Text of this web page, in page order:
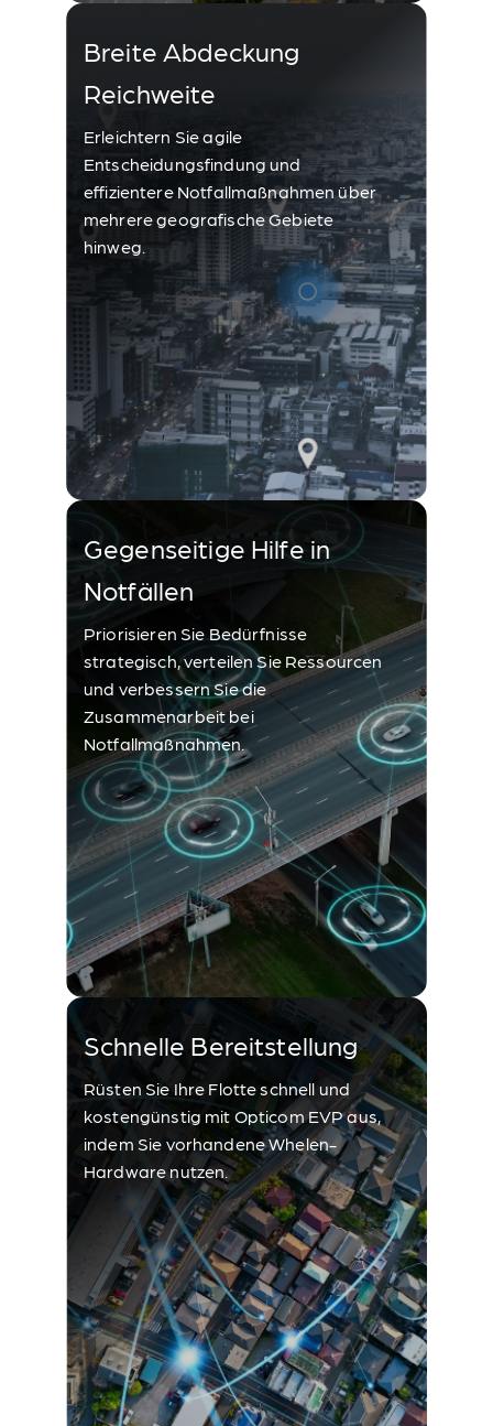
Breite Abdeckung
Reichweite
Erleichtern Sie agile
Entscheidungsfindung und
effizientere Notfallmaßnahmen über
mehrere geografische Gebiete
hinweg.
Gegenseitige Hilfe in
Notfällen
Priorisieren Sie Bedürfnisse
strategisch, verteilen Sie Ressourcen
und verbessern Sie die
Zusammenarbeit bei
Notfallmaßnahmen.
Schnelle Bereitstellung
Rüsten Sie Ihre Flotte schnell und
kostengünstig mit Opticom EVP aus,
indem Sie vorhandene Whelen-
Hardware nutzen.